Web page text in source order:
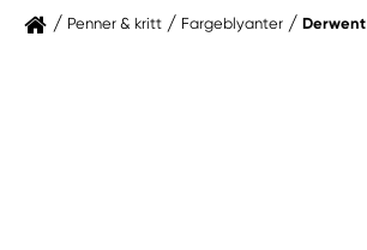
Penner & kritt Fargeblyanter Derwent